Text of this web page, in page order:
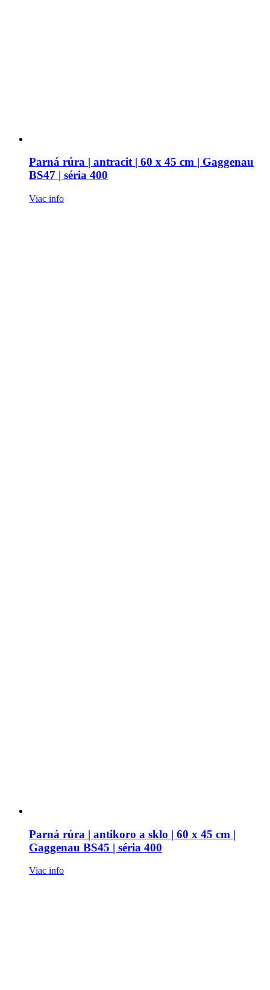
Parná rúra | antracit | 60 x 45 cm | Gaggenau
BS47 | séria 400
Viac info
Parná rúra | antikoro a sklo | 60 x 45 cm |
Gaggenau BS45 | séria 400
Viac info